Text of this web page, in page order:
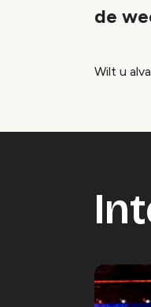
de
Wilt u